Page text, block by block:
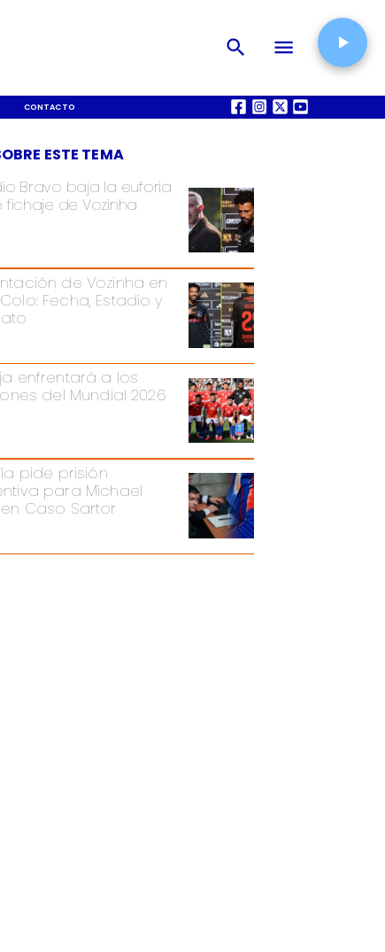
CONTACTO QUIÉNES SOMOS
Bravo baja la euforia
fichaje de Vozinha
de Vozinha en
Fecha, Estadio y
enfrentará a los
del Mundial 2026
pide prisión
para Michael
Caso Sartor
ESTE TEMA